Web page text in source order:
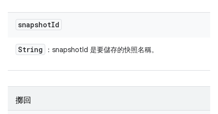
snapshotId
String ：snapshotId 是要儲存的快照名稱。
擲回